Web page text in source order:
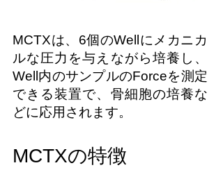
MCTXは、6個のWellにメカニカ
ルな圧力を与えながら培養し、
Well内のサンプルのForceを測定
できる装置で、骨細胞の培養な
どに応用されます。
MCTXの特徴